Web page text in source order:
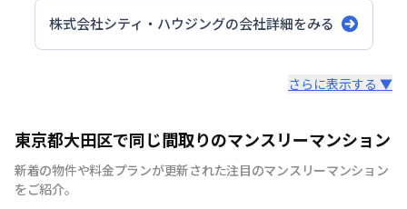
株式会社シティ・ハウジングの会社詳細をみる
シティマンスリーでは家具・家電・生活用品を90品目以上
ご用意しております。 引越しの際に、普段では見逃しそ
うな物まで全て揃えたマンスリーマンションは多くのお客
様に喜ばれています。 シティマンスリーでは、お客様が快
さらに表示する ▼
東京都大田区で同じ間取りのマンスリーマンション
新着の物件や料金プランが更新された注目のマンスリーマンション
をご紹介。